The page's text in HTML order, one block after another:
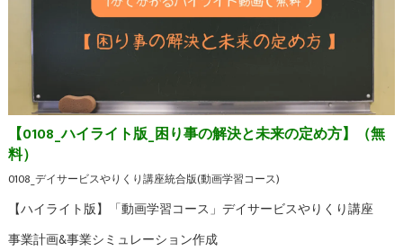
【0108_ハイライト版_困り事の解決と未来の定め方】（無
料）
0108_デイサービスやりくり講座統合版(動画学習コース)
【ハイライト版】「動画学習コース」デイサービスやりくり講座
事業計画&事業シミュレーション作成